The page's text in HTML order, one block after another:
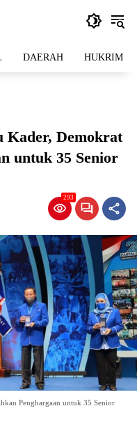
DAERAH HUKRIM
Kader, Demokrat
untuk 35 Senior
293
Penghargaan untuk 35 Senior